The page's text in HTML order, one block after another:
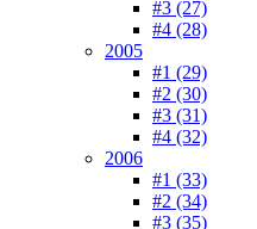
#3 (27)
#4 (28)
2005
#1 (29)
#2 (30)
#3 (31)
#4 (32)
2006
#1 (33)
#2 (34)
#3 (35)